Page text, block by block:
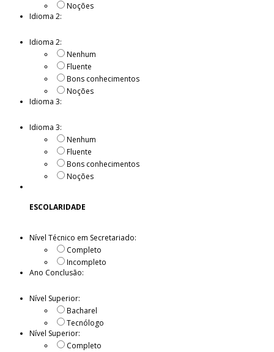
Noções
Idioma 2:
Idioma 2:
Nenhum
Fluente
Bons conhecimentos
Noções
Idioma 3:
Idioma 3:
Nenhum
Fluente
Bons conhecimentos
Noções
ESCOLARIDADE
Nível Técnico em Secretariado:
Completo
Incompleto
Ano Conclusão:
Nível Superior:
Bacharel
Tecnólogo
Nível Superior:
Completo